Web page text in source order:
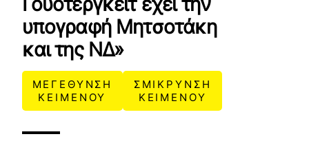
υπογραφή Μητσοτάκη
και της ΝΔ»
ΜΕΓΕΘΥΝΣΗ
ΚΕΙΜΕΝΟΥ
ΣΜΙΚΡΥΝΣΗ
ΚΕΙΜΕΝΟΥ